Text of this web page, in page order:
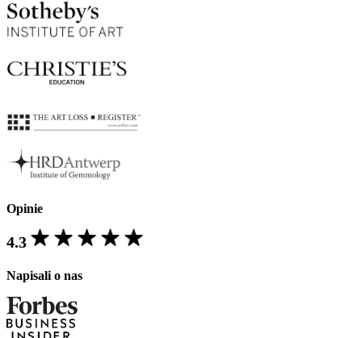
Opinie
4.3
Napisali o nas